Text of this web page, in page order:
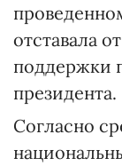
отставала
поддержки
президента.
Согласно